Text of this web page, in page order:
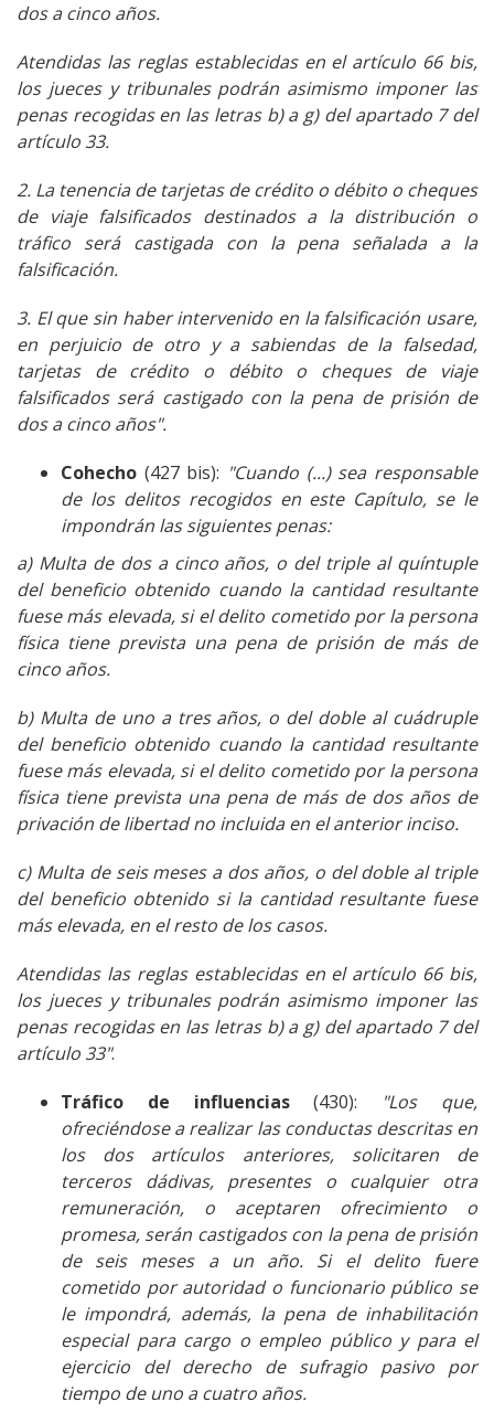
dos a cinco años.
Atendidas las reglas establecidas en el artículo 66 bis,
los jueces y tribunales podrán asimismo imponer las
penas recogidas en las letras b) a g) del apartado 7 del
artículo 33.
2. La tenencia de tarjetas de crédito o débito o cheques
de viaje falsificados destinados a la distribución o
tráfico será castigada con la pena señalada a la
falsificación.
3. El que sin haber intervenido en la falsificación usare,
en perjuicio de otro y a sabiendas de la falsedad,
tarjetas de crédito o débito o cheques de viaje
falsificados será castigado con la pena de prisión de
dos a cinco años".
Cohecho (427 bis): "Cuando (...) sea responsable
de los delitos recogidos en este Capítulo, se le
impondrán las siguientes penas:
a) Multa de dos a cinco años, o del triple al quíntuple
del beneficio obtenido cuando la cantidad resultante
fuese más elevada, si el delito cometido por la persona
física tiene prevista una pena de prisión de más de
cinco años.
b) Multa de uno a tres años, o del doble al cuádruple
del beneficio obtenido cuando la cantidad resultante
fuese más elevada, si el delito cometido por la persona
física tiene prevista una pena de más de dos años de
privación de libertad no incluida en el anterior inciso.
c) Multa de seis meses a dos años, o del doble al triple
del beneficio obtenido si la cantidad resultante fuese
más elevada, en el resto de los casos.
Atendidas las reglas establecidas en el artículo 66 bis,
los jueces y tribunales podrán asimismo imponer las
penas recogidas en las letras b) a g) del apartado 7 del
artículo 33".
Tráfico de influencias(430):
"Los que,
ofreciéndose a realizar las conductas descritas en
los dos artículos anteriores, solicitaren de
terceros dádivas, presentes o cualquier otra
remuneración, o aceptaren ofrecimiento o
promesa, serán castigados con la pena de prisión
de seis meses a un año. Si el delito fuere
cometido por autoridad o funcionario público se
le impondrá, además, la pena de inhabilitación
especial para cargo o empleo público y para el
ejercicio del derecho de sufragio pasivo por
tiempo de uno a cuatro años.